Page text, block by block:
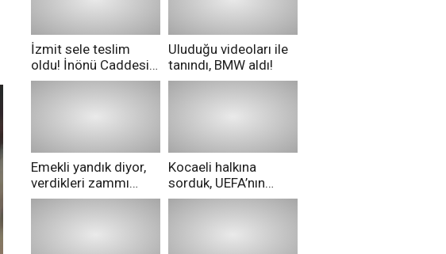
İzmit sele teslim
oldu! İnönü Caddesi
göle döndü!
Uluduğu videoları ile
tanındı, BMW aldı!
Emekli yandık diyor,
verdikleri zammı
pazarda geri aldılar!
Kocaeli halkına
sorduk, UEFA’nın
Merih Demiral kararı